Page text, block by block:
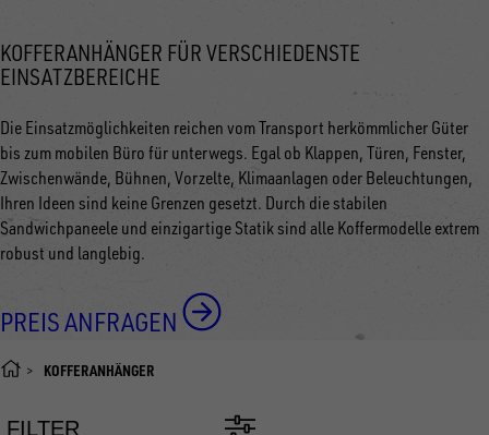
KOFFERANHÄNGER FÜR VERSCHIEDENSTE
EINSATZBEREICHE
Die Einsatzmöglichkeiten reichen vom Transport herkömmlicher Güter
bis zum mobilen Büro für unterwegs. Egal ob Klappen, Türen, Fenster,
Zwischenwände, Bühnen, Vorzelte, Klimaanlagen oder Beleuchtungen,
Ihren Ideen sind keine Grenzen gesetzt. Durch die stabilen
Sandwichpaneele und einzigartige Statik sind alle Koffermodelle extrem
robust und langlebig.
PREIS ANFRAGEN
KOFFERANHÄNGER
FILTER